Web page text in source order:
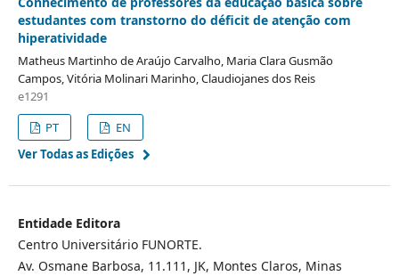
estudantes com transtorno do déficit de atenção com
hiperatividade
Matheus Martinho de Araújo Carvalho, Maria Clara Gusmão
Campos, Vitória Molinari Marinho, Claudiojanes dos Reis
e1291
PT
EN
Ver Todas as Edições
Entidade Editora
Centro Universitário FUNORTE.
Av. Osmane Barbosa, 11.111, JK, Montes Claros, Minas